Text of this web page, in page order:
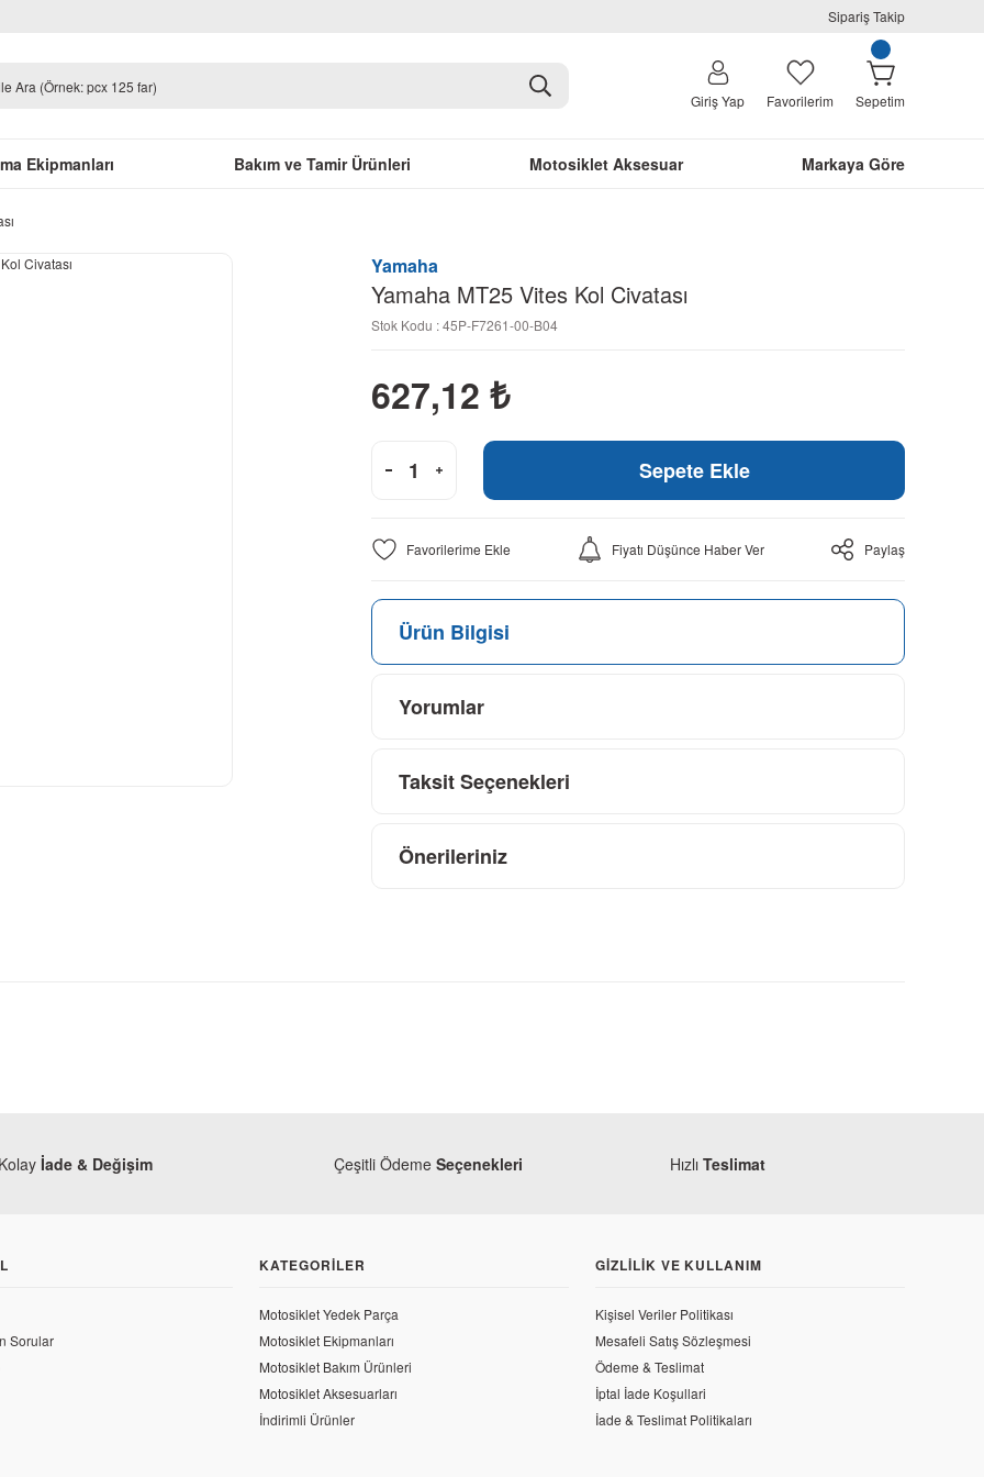
Sipariş Takip
Giriş Yap Favorilerim Sepetim
Ekipmanları Bakım ve Tamir Ürünleri Motosiklet Aksesuar Markaya Göre
Yamaha
Yamaha MT25 Vites Kol Civatası
Stok Kodu : 45P-F7261-00-B04
627,12 ₺
Sepete Ekle
Fiyatı Düşünce Haber Ver Paylaş
Ürün Bilgisi
Yorumlar
Taksit Seçenekleri
Önerileriniz
Yamaha MT25 Vites Pedalı (Orjinal)
Yamaha
Yamaha MT25 Statör Kapağı (Orjinal)
2.173,82 TL
Yamaha MT 25 Alt Sakal Siyah
2.641,50 TL
Kolay İade & Değişim Çeşitli Ödeme Seçenekleri Hızlı Teslimat
Sorular
KATEGORILER
Motosiklet Yedek Parça
Motosiklet Ekipmanları
Motosiklet Bakım Ürünleri
Motosiklet Aksesuarları
İndirimli Ürünler
GIZLILIK VE KULLANIM
Kişisel Veriler Politikası
Mesafeli Satış Sözleşmesi
Ödeme & Teslimat
İptal İade Koşullari
İade & Teslimat Politikaları